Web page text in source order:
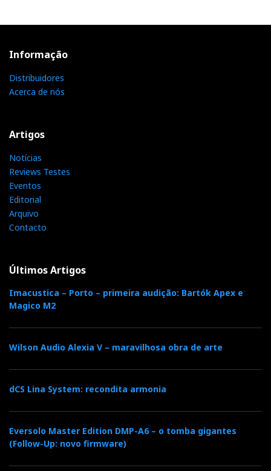
Informação
Distribuidores
Acerca de nós
Artigos
Notícias
Reviews Testes
Eventos
Editorial
Arquivo
Contacto
Últimos Artigos
Imacustica – Porto – primeira audição: Bartók Apex e
Magico M2
Wilson Audio Alexia V – maravilhosa obra de arte
dCS Lina System: recondita armonia
Eversolo Master Edition DMP-A6 – o tomba gigantes
(Follow-Up: novo firmware)